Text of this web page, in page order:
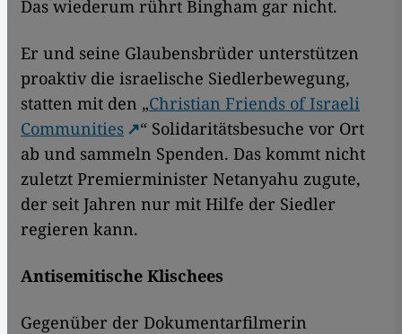
Das wiederum rührt Bingham gar nicht.
Er und seine Glaubensbrüder unterstützen
proaktiv die israelische Siedlerbewegung,
statten mit den „Christian Friends of Israeli
Communities
“ Solidaritätsbesuche vor Ort
ab und sammeln Spenden. Das kommt nicht
zuletzt Premierminister Netanyahu zugute,
der seit Jahren nur mit Hilfe der Siedler
regieren kann.
Antisemitische Klischees
Gegenüber der Dokumentarfilmerin